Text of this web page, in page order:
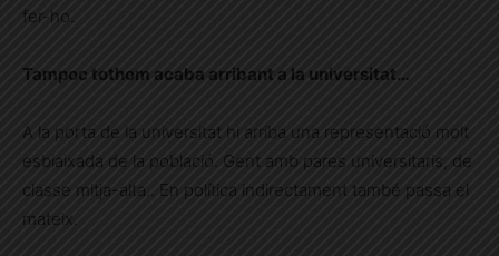
fer-ho.
Tampoc tothom acaba arribant a la universitat…
A la porta de la universitat hi arriba una representació molt
esbiaixada de la població. Gent amb pares universitaris, de
classe mitja-alta.. En política indirectament també passa el
mateix.